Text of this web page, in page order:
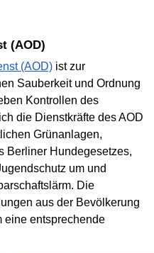
(AOD)
(AOD) ist zur
Sauberkeit und Ordnung
Kontrollen des
die Dienstkräfte des AOD
Grünanlagen,
Berliner Hundegesetzes,
um und
Die
aus der Bevölkerung
eine entsprechende